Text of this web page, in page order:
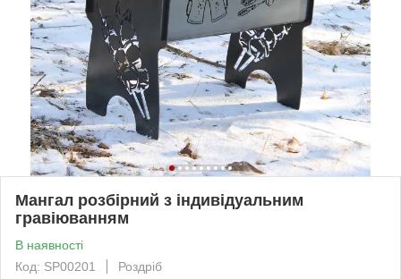
Мангал розбірний з індивідуальним
гравіюванням
В наявності
Код: SP00201
Роздріб